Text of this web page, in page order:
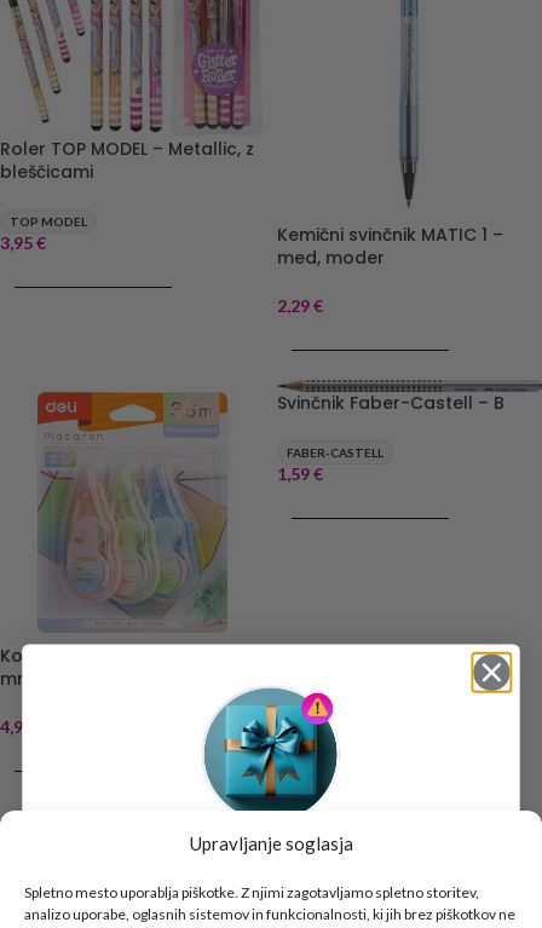
Upravljanje soglasja
Spletno mesto uporablja piškotke. Z njimi zagotavljamo spletno storitev,
analizo uporabe, oglasnih sistemov in funkcionalnosti, ki jih brez piškotkov ne
Roler TOP MODEL – Metallic, z
bleščicami
TOP MODEL
3,95€
Kemični svinčnik MATIC 1 –
med, moder
2,29€
Korekturni trak MACARON – 5
mm × 12 m
4,99
Svinčnik Faber-Castell – B
FABER-CASTELL
1,59€
Tukaj je!
🎁 DARILO